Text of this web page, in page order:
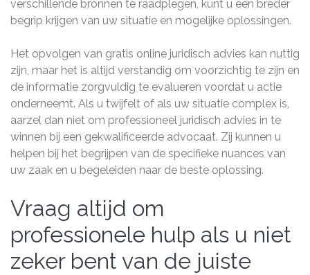
verschillende bronnen te raadplegen, kunt u een breder
begrip krijgen van uw situatie en mogelijke oplossingen.
Het opvolgen van gratis online juridisch advies kan nuttig
zijn, maar het is altijd verstandig om voorzichtig te zijn en
de informatie zorgvuldig te evalueren voordat u actie
onderneemt. Als u twijfelt of als uw situatie complex is,
aarzel dan niet om professioneel juridisch advies in te
winnen bij een gekwalificeerde advocaat. Zij kunnen u
helpen bij het begrijpen van de specifieke nuances van
uw zaak en u begeleiden naar de beste oplossing.
Vraag altijd om
professionele hulp als u niet
zeker bent van de juiste